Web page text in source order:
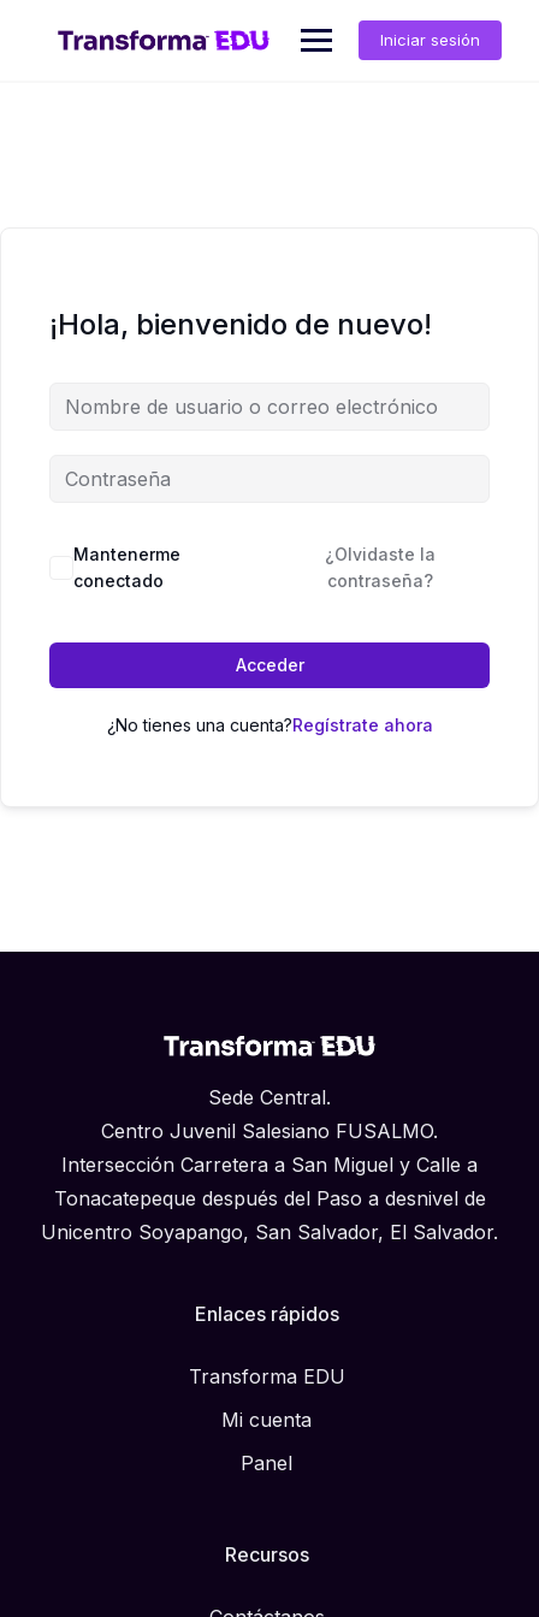
contenido
Iniciar sesión
¡Hola, bienvenido de nuevo!
Mantenerme
conectado
¿Olvidaste la
contraseña?
Acceder
¿No tienes una cuenta?Regístrate ahora
Sede Central.
Centro Juvenil Salesiano FUSALMO.
Intersección Carretera a San Miguel y Calle a
Tonacatepeque después del Paso a desnivel de
Unicentro Soyapango, San Salvador, El Salvador.
Enlaces rápidos
Transforma EDU
Mi cuenta
Panel
Recursos